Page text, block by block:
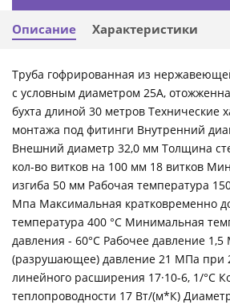
Описание Характеристики
Труба гофрированная из
с условным диаметром 25А,
бухта длиной 30 метров Технические
монтажа под фитинги Внутренний
Внешний диаметр 32,0 мм Толщина
кол-во витков на 100 мм 18 витков
изгиба 50 мм Рабочая температура
Мпа Максимальная кратковременно
температура 400 °С Минимальная
давления - 60°С Рабочее давление
(разрушающее) давление 21 МПа при
линейного расширения 17·10-6, 1/°С
теплопроводности 17 Вт/(м*К)